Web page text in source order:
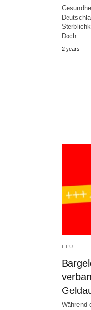
Doch…
2 years
LPU
Während